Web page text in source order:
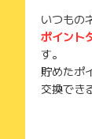
・「アプリ
る場合
▼注意事項
・広告をク
場合、広告
いつもの
ポイント
す。
貯めたポ
交換でき